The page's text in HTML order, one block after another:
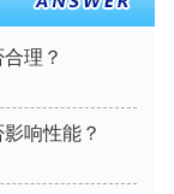
理？
响性能？